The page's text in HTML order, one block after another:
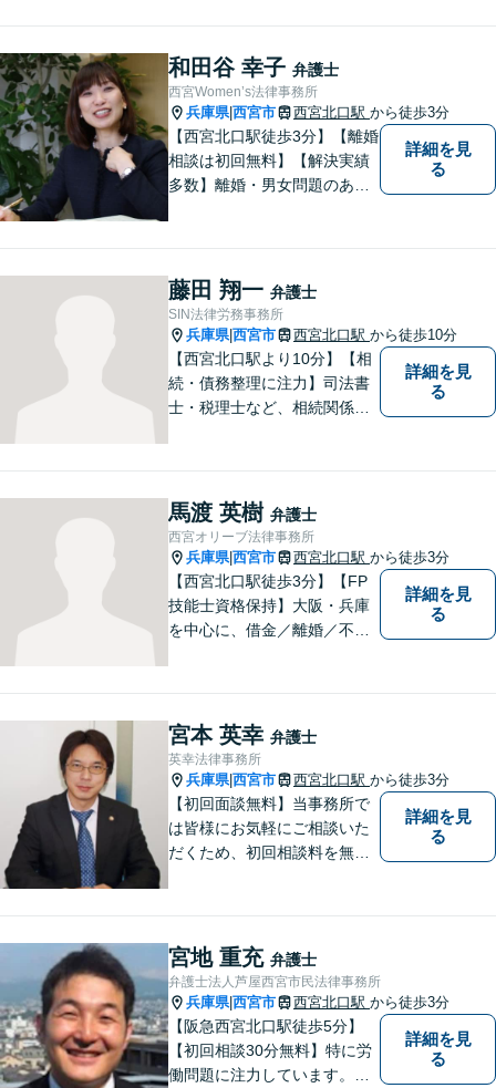
和田谷 幸子 弁護士
西宮Women’s法律事務所
兵庫県|西宮市 西宮北口駅 から徒歩3分
【西宮北口駅徒歩3分】【離婚
相談は初回無料】【解決実績
多数】離婚・男女問題のあら
します。【土日祝日・夜間の
ご相談も対応可】【完全個室
／お子様同伴でも大丈夫で
す】
詳細を見
る
藤田 翔一 弁護士
SIN法律労務事務所
兵庫県|西宮市 西宮北口駅 から徒歩10分
【西宮北口駅より10分】【相
続・債務整理に注力】司法書
士・税理士など、相続関係に
象とした、法律サービスを提
供しております。お気軽に、
ご相談ください。
詳細を見
る
馬渡 英樹 弁護士
西宮オリーブ法律事務所
兵庫県|西宮市 西宮北口駅 から徒歩3分
【西宮北口駅徒歩3分】【FP
技能士資格保持】大阪・兵庫
を中心に、借金／離婚／不動
丁寧な対応、アドバイスをさ
せていただきます。
詳細を見
る
宮本 英幸 弁護士
英幸法律事務所
兵庫県|西宮市 西宮北口駅 から徒歩3分
【初回面談無料】当事務所で
は皆様にお気軽にご相談いた
だくため、初回相談料を無料
女問題／建築問題など、貴方
にとって最善の解決に向けて
尽力します。【当日／夜間対
応可】
詳細を見
る
宮地 重充 弁護士
弁護士法人芦屋西宮市民法律事務所
兵庫県|西宮市 西宮北口駅 から徒歩3分
【阪急西宮北口駅徒歩5分】
【初回相談30分無料】特に労
働問題に注力しています。残
詳細を見
る